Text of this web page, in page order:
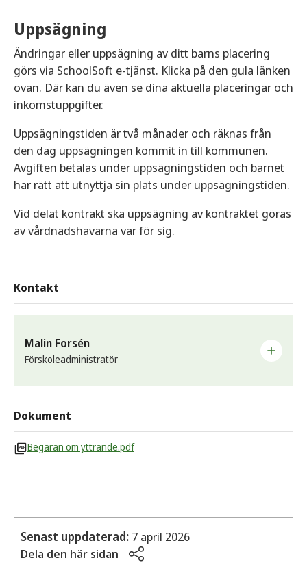
Uppsägning
Ändringar eller uppsägning av ditt barns placering
görs via SchoolSoft e-tjänst. Klicka på den gula länken
ovan. Där kan du även se dina aktuella placeringar och
inkomstuppgifter.
Uppsägningstiden är två månader och räknas från
den dag uppsägningen kommit in till kommunen.
Avgiften betalas under uppsägningstiden och barnet
har rätt att utnyttja sin plats under uppsägningstiden.
Vid delat kontrakt ska uppsägning av kontraktet göras
av vårdnadshavarna var för sig.
Kontakt
Malin Forsén
Förskoleadministratör
malin.forsen@sunne.se
Telefon
Dokument
Begäran om yttrande.pdf
Senast uppdaterad: 7 april 2026
Dela den här sidan